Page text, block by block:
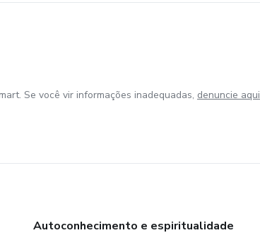
Se você vir informações inadequadas, denuncie aqui
Autoconhecimento e espiritualidade